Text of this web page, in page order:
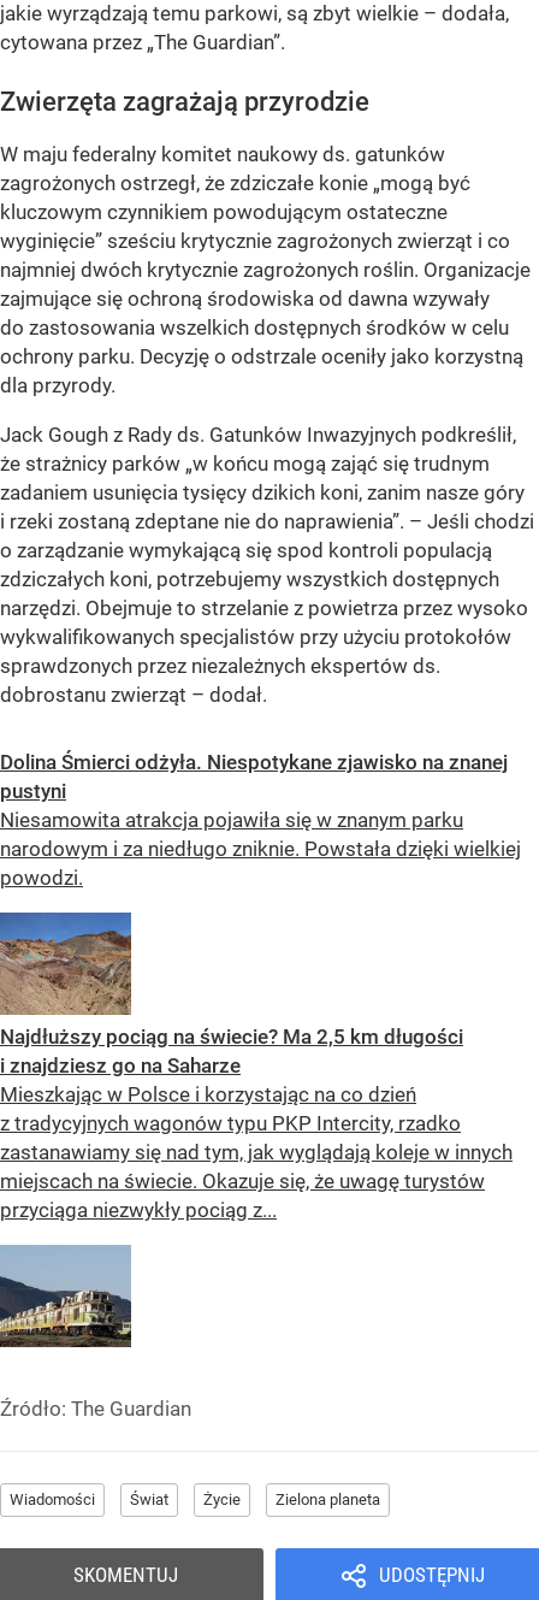
jakie wyrządzają temu parkowi, są zbyt wielkie – dodała,
cytowana przez „The Guardian”.
Zwierzęta zagrażają przyrodzie
W maju federalny komitet naukowy ds. gatunków
zagrożonych ostrzegł, że zdziczałe konie „mogą być
kluczowym czynnikiem powodującym ostateczne
wyginięcie” sześciu krytycznie zagrożonych zwierząt i co
najmniej dwóch krytycznie zagrożonych roślin. Organizacje
zajmujące się ochroną środowiska od dawna wzywały
do zastosowania wszelkich dostępnych środków w celu
ochrony parku. Decyzję o odstrzale oceniły jako korzystną
dla przyrody.
Jack Gough z Rady ds. Gatunków Inwazyjnych podkreślił,
że strażnicy parków „w końcu mogą zająć się trudnym
zadaniem usunięcia tysięcy dzikich koni, zanim nasze góry
i rzeki zostaną zdeptane nie do naprawienia”. – Jeśli chodzi
o zarządzanie wymykającą się spod kontroli populacją
zdziczałych koni, potrzebujemy wszystkich dostępnych
narzędzi. Obejmuje to strzelanie z powietrza przez wysoko
wykwalifikowanych specjalistów przy użyciu protokołów
sprawdzonych przez niezależnych ekspertów ds.
dobrostanu zwierząt – dodał.
Dolina Śmierci odżyła. Niespotykane zjawisko na znanej
pustyni
Niesamowita atrakcja pojawiła się w znanym parku
narodowym i za niedługo zniknie. Powstała dzięki wielkiej
powodzi.
Najdłuższy pociąg na świecie? Ma 2,5 km długości
i znajdziesz go na Saharze
Mieszkając w Polsce i korzystając na co dzień
z tradycyjnych wagonów typu PKP Intercity, rzadko
zastanawiamy się nad tym, jak wyglądają koleje w innych
miejscach na świecie. Okazuje się, że uwagę turystów
przyciąga niezwykły pociąg z...
Źródło: The Guardian
Wiadomości Świat Życie Zielona planeta
UDOSTĘPNIJ
SKOMENTUJ